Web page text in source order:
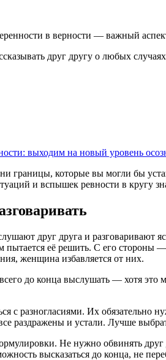
в верности — важный
друг другу о любых
выходим на новый уровень
границы, которые вы могли бы
и вспышек ревности в кругу
друг друга и разговаривают
пытается её решить. С его
женщина избавляется от них.
до конца выслушать — хотя это
с разногласиями. Их
раздражены и устали. Лучше
Не нужно обвинять
высказаться до конца, не